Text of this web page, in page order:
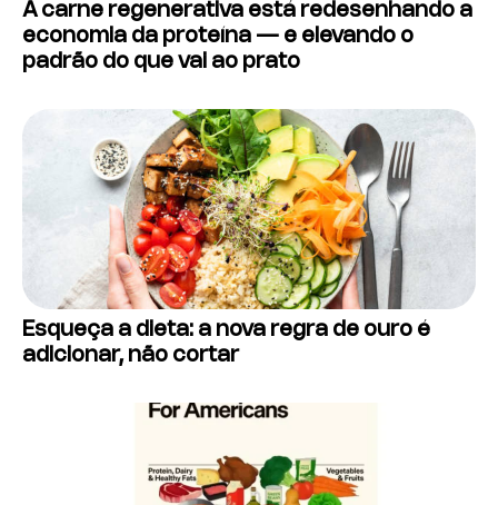
A carne regenerativa está redesenhando a
economia da proteína — e elevando o
padrão do que vai ao prato
Esqueça a dieta: a nova regra de ouro é
adicionar, não cortar